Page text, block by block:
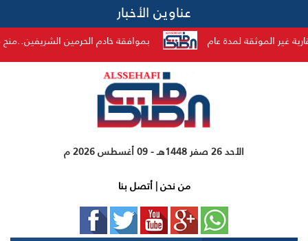
عناوين الأخبار
لمدة عام بموافقة خادم الحرمين الشريفين..منح ميدالية الاستحقاق من الدرجة
الأحد 26 صفر 1448هـ - 09 أغسطس 2026 م
من نحن|أتصل بنا